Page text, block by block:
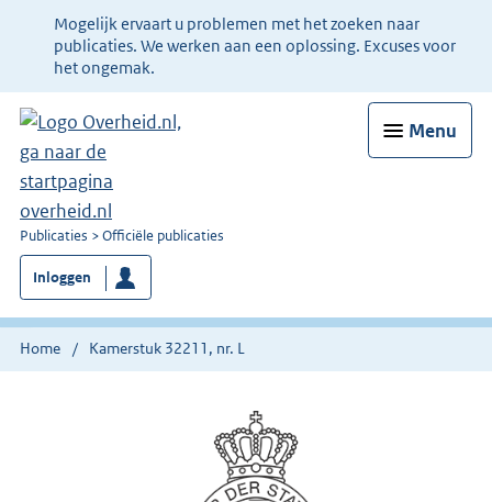
Ter
informatie:
Mogelijk ervaart u problemen met het zoeken naar
publicaties. We werken aan een oplossing. Excuses voor
het ongemak.
Menu
U
bent
nu
hier:
Publicaties Officiële publicaties
Inloggen
Home Kamerstuk 32211, nr. L